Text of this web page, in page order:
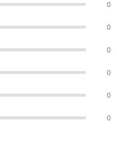
0
0
0
0
0
0